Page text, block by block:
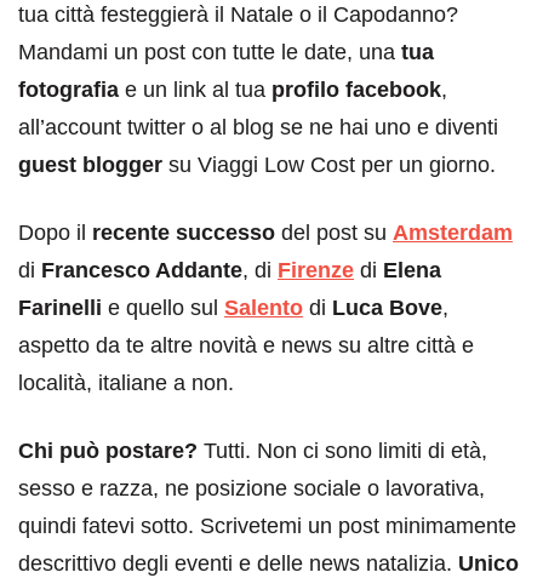
tua città festeggierà il Natale o il Capodanno?
Mandami un post con tutte le date, una tua
fotografia e un link al tua profilo facebook,
all’account twitter o al blog se ne hai uno e diventi
guest blogger su Viaggi Low Cost per un giorno.
Dopo il recente successo del post su Amsterdam
di Francesco Addante, di Firenze di Elena
Farinelli e quello sul Salento di Luca Bove,
aspetto da te altre novità e news su altre città e
località, italiane a non.
Chi può postare? Tutti. Non ci sono limiti di età,
sesso e razza, ne posizione sociale o lavorativa,
quindi fatevi sotto. Scrivetemi un post minimamente
descrittivo degli eventi e delle news natalizia. Unico